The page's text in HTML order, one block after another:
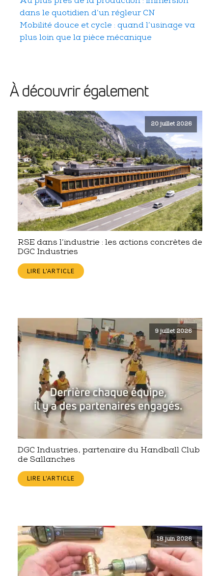
dans le quotidien d’un régleur CN
Mobilité douce et cycle : quand l’usinage va
plus loin que la pièce mécanique
À découvrir également
20 juillet 2026
RSE dans l’industrie : les actions concrètes de
DGC Industries
LIRE L'ARTICLE
9 juillet 2026
DGC Industries, partenaire du Handball Club
de Sallanches
LIRE L'ARTICLE
18 juin 2026